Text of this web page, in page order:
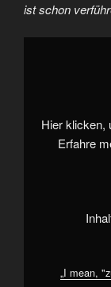
ist schon
„I
schon
verführerisch..
#animation
#disney
Hier klicken,
Erfahre
„I mean,